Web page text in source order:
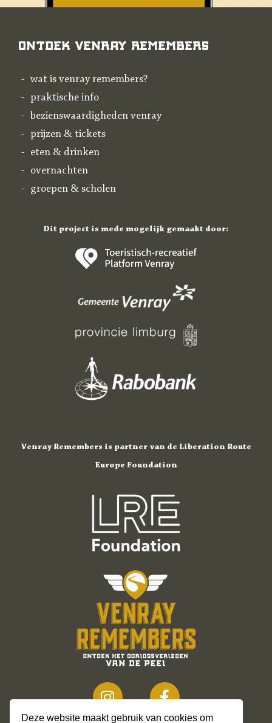
Deze website maakt gebruik van cookies om
Ontdek Venray Remembers
wat is venray remembers?
praktische info
bezienswaardigheden venray
prijzen & tickets
eten & drinken
overnachten
groepen & scholen
Dit project is mede mogelijk gemaakt door:
Venray Remembers is partner van de Liberation Route
Europe Foundation